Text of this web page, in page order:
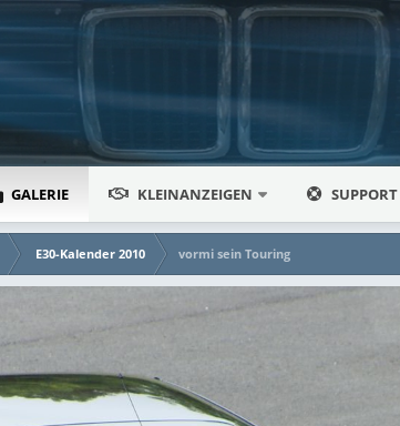
GALERIE KLEINANZEIGEN SUPPORT
E30-Kalender 2010 vormi sein Touring